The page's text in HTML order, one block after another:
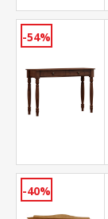
-54%
-40%